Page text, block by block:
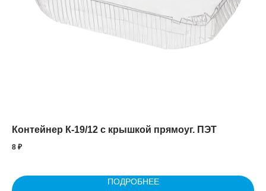
Контейнер К-19/12 с крышкой прямоуг. ПЭТ
8 ₽
ПОДРОБНЕЕ